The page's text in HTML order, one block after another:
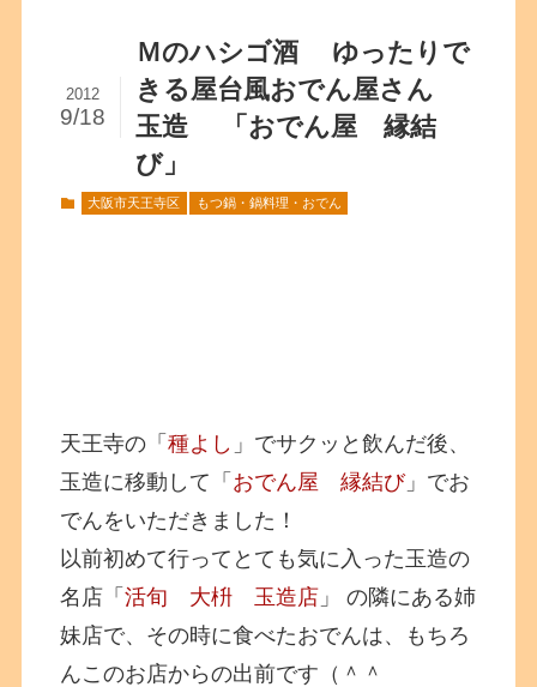
Ｍのハシゴ酒 ゆったりで
きる屋台風おでん屋さん
玉造 「おでん屋 縁結
び」
2012
9/18
大阪市天王寺区 もつ鍋・鍋料理・おでん
天王寺の「種よし 」でサクッと飲んだ後、
玉造に移動して「 おでん屋 縁結び」でお
でんをいただきました！
以前初めて行ってとても気に入った玉造の
名店「活旬 大枡 玉造店 」 の隣にある姉
妹店で、その時に食べたおでんは、もちろ
んこのお店からの出前です（＾＾